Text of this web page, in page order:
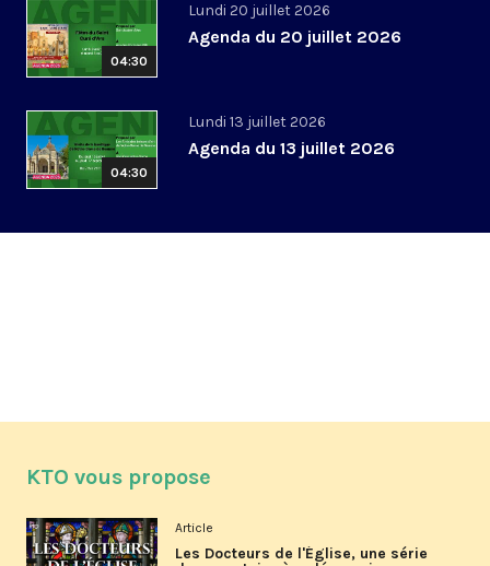
04:30
Lundi 20 juillet 2026
Agenda du 20 juillet 2026
04:30
Lundi 13 juillet 2026
Agenda du 13 juillet 2026
KTO vous propose
Article
Les Docteurs de l'Église, une série